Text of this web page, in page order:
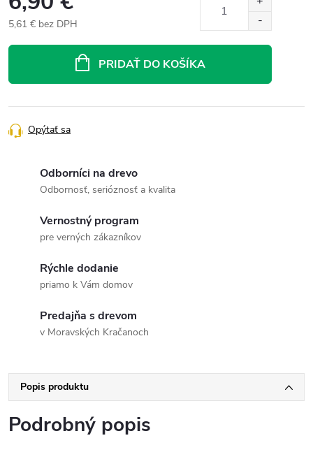
5,61 € bez DPH
PRIDAŤ DO KOŠÍKA
Opýtať sa
Odborníci na drevo
Odbornosť, serióznosť a kvalita
Vernostný program
pre verných zákazníkov
Rýchle dodanie
priamo k Vám domov
Predajňa s drevom
v Moravských Kračanoch
Popis produktu
Podrobný popis